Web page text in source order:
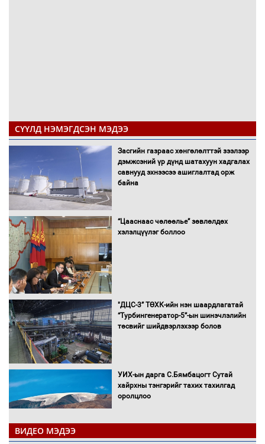
СҮҮЛД НЭМЭГДСЭН МЭДЭЭ
Засгийн газраас хөнгөлөлттэй зээлээр
дэмжсэний үр дүнд шатахуун хадгалах
савнууд эхнээсээ ашиглалтад орж
байна
“Цааснаас чөлөөлье” зөвлөлдөх
хэлэлцүүлэг боллоо
"ДЦС-3” ТӨХК-ийн нэн шаардлагатай
“Турбингенератор-5”-ын шинэчлэлийн
төсвийг шийдвэрлэхээр болов
УИХ-ын дарга С.Бямбацогт Сутай
хайрхны тэнгэрийг тахих тахилгад
оролцлоо
ВИДЕО МЭДЭЭ